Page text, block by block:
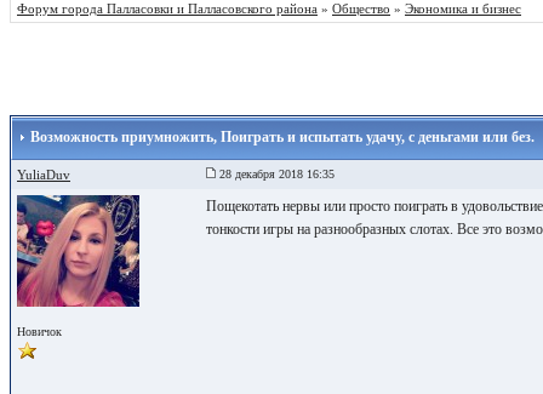
Форум города Палласовки и Палласовского района » Общество » Экономика и бизнес
Возможность приумножить, Поиграть и испытать удачу, с деньгами или без.
YuliaDuv 28 декабря 2018 16:35
Новичок
Пощекотать нервы или просто поиграть в
тонкости игры на разнообразных слотах. Все это